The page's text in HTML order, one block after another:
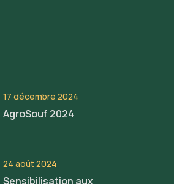
17 décembre 2024
AgroSouf 2024
24 août 2024
Sensibilisation aux